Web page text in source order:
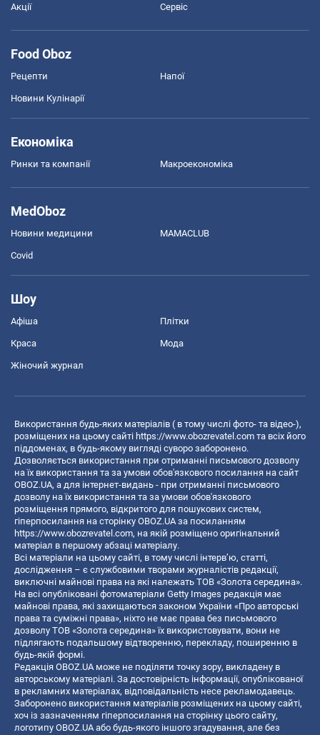
Акції Сервіс
Food Oboz
Рецепти Напої
Новини Кулінарії
Економіка
Ринки та компанії Макроекономіка
MedOboz
Новини медицини MAMACLUB
Covid
Шоу
Афіша Плітки
Краса Мода
Жіночий журнал
Використання будь-яких матеріалів ( в тому числі фото- та відео-),
розміщених на цьому сайті https://www.obozrevatel.com та всіх його
піддоменах, в будь-якому вигляді суворо заборонено.
Дозволяється використання при отриманні письмового дозволу
на їх використання та за умови обов'язкового посилання на сайт
OBOZ.UA, а для інтернет-видань - при отриманні письмового
дозволу на їх використання та за умови обов'язкового
розміщення прямого, відкритого для пошукових систем,
гіперпосилання на сторінку OBOZ.UA за посиланням
https://www.obozrevatel.com, на якій розміщено оригінальний
матеріал в першому абзаці матеріалу.
Всі матеріали на цьому сайті, в тому числі інтерв’ю, статті,
дослідження – є службовими творами журналістів редакції,
виключні майнові права на які належать ТОВ «Золота середина».
На всі опубліковані фотоматеріали Getty Images редакція має
майнові права, які захищаються законом України «Про авторські
права та суміжні права», ніхто не має права без письмового
дозволу ТОВ «Золота середина» їх використовувати, вони не
підлягають подальшому відтворенню, перекладу, поширенню в
будь-якій формі.
Редакція OBOZ.UA може не поділяти точку зору, викладену в
авторському матеріалі. За достовірність інформації, опублікованої
в рекламних матеріалах, відповідальність несе рекламодавець.
Заборонено використання матеріалів розміщених на цьому сайті,
хоч із зазначенням гіперпосилання на сторінку цього сайту,
логотипу OBOZ.UA або будь-якого іншого згадування, але без